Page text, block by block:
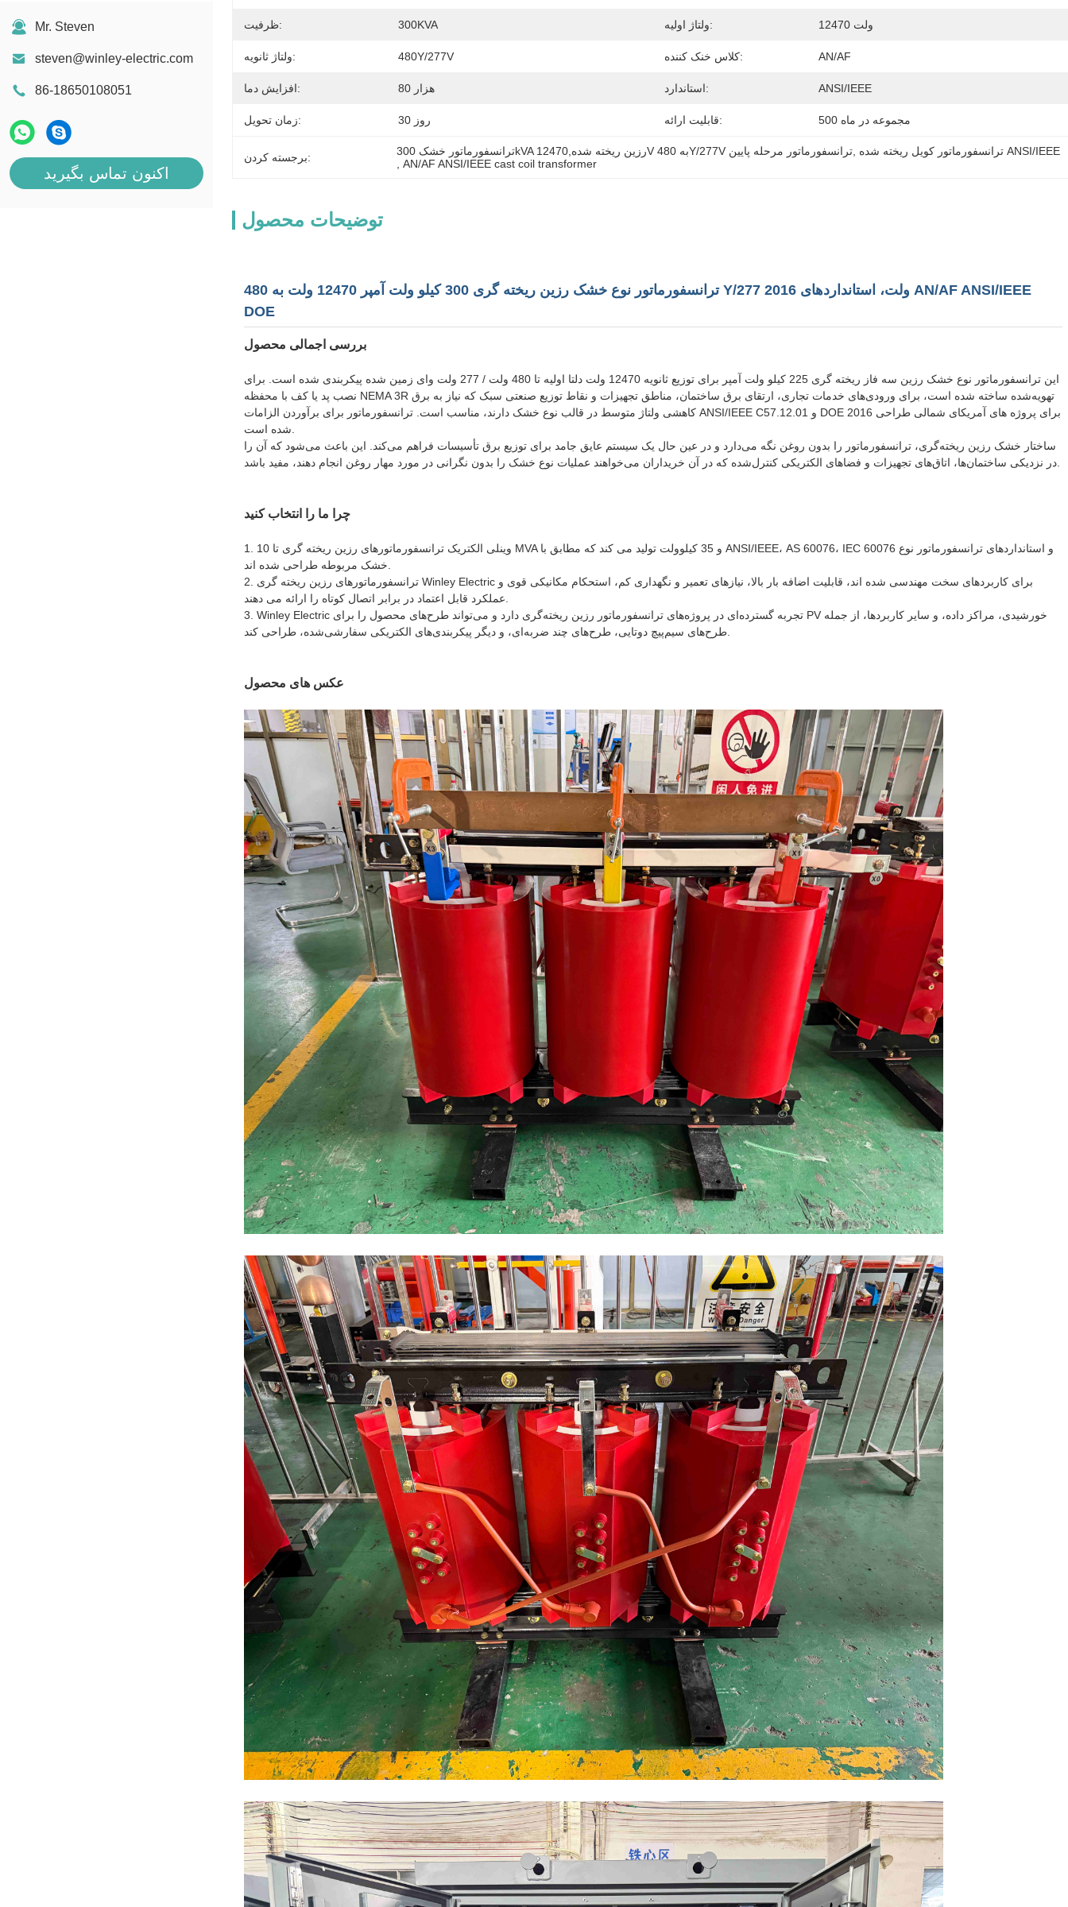
Mr. Steven
steven@winley-electric.com
86-18650108051
اکنون تماس بگیرید
ظرفیت: 300KVA ولتاژ اولیه: 12470 ولت
ولتاژ ثانویه: 480Y/277V کلاس خنک کننده: AN/AF
افزایش دما: 80 هزار استاندارد: ANSI/IEEE
زمان تحویل: 30 روز قابلیت ارائه: 500 مجموعه در ماه
برجسته کردن: ترانسفورماتور خشک 300kVA رزین ریخته شده,12470V به 480Y/277V ترانسفورماتور مرحله پایین
ترانسفورماتور کویل ریخته شده ANSI/IEEE
, AN/AF ANSI/IEEE cast coil transformer
توضیحات محصول
ترانسفورماتور نوع خشک رزین ریخته گری 300 کیلو ولت آمپر 12470 ولت به 480 Y/277 ولت، استانداردهای 2016 AN/AF ANSI/IEEE
DOE
بررسی اجمالی محصول
این ترانسفورماتور نوع خشک رزین سه فاز ریخته گری 225 کیلو ولت آمپر برای توزیع ثانویه 12470 ولت دلتا اولیه تا 480 ولت / 277 ولت وای زمین شده پیکربندی شده است. برای
نصب پد یا کف با محفظه NEMA 3R تهویه‌شده ساخته شده است، برای ورودی‌های خدمات تجاری، ارتقای برق ساختمان، مناطق تجهیزات و نقاط توزیع صنعتی سبک که نیاز به برق
کاهشی ولتاژ متوسط ​​در قالب نوع خشک دارند، مناسب است. ترانسفورماتور برای برآوردن الزامات ANSI/IEEE C57.12.01 و DOE 2016 برای پروژه های آمریکای شمالی طراحی
ساختار خشک رزین ریخته‌گری، ترانسفورماتور را بدون روغن نگه می‌دارد و در عین حال یک سیستم عایق جامد برای توزیع برق تأسیسات فراهم می‌کند. این باعث می‌شود که آن را
چرا ما را انتخاب کنید
1. وینلی الکتریک ترانسفورماتورهای رزین ریخته گری تا 10 MVA و 35 کیلوولت تولید می کند که مطابق با ANSI/IEEE، AS 60076، IEC 60076 و استانداردهای ترانسفورماتور نوع
2. ترانسفورماتورهای رزین ریخته گری Winley Electric برای کاربردهای سخت مهندسی شده اند، قابلیت اضافه بار بالا، نیازهای تعمیر و نگهداری کم، استحکام مکانیکی قوی و
3. Winley Electric تجربه گسترده‌ای در پروژه‌های ترانسفورماتور رزین ریخته‌گری دارد و می‌تواند طرح‌های محصول را برای PV خورشیدی، مراکز داده، و سایر کاربردها، از جمله
عکس های محصول